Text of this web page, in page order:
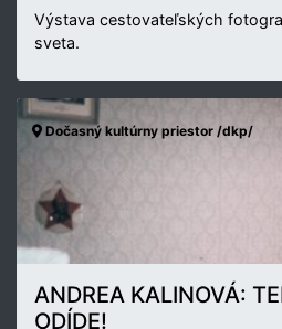
Výstava cestovateľských
sveta.
Dočasný kultúrny priestor /dkp/
ANDREA KALINOVÁ:
ODÍDE!